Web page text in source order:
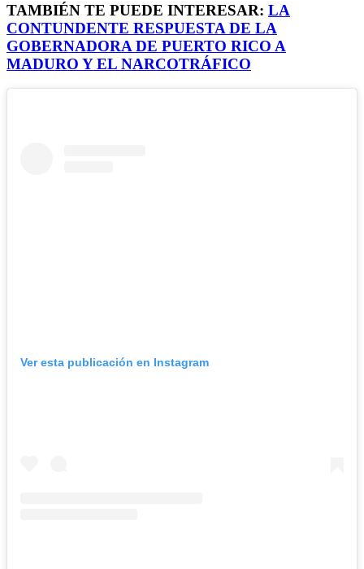
TAMBIÉN TE PUEDE INTERESAR: LA
CONTUNDENTE RESPUESTA DE LA
GOBERNADORA DE PUERTO RICO A
MADURO Y EL NARCOTRÁFICO
Ver esta publicación en Instagram